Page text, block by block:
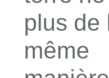
plus de
même